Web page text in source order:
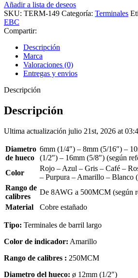
MCM
Tubular
UL
cantidad
Añadir a lista de deseos
SKU: TERM-149 Categoría: Terminales
EBC
Compartir:
Descripción
Marca
Valoraciones (0)
Entregas y envios
Descripción
Descripción
Ultima actualización julio 21st, 2026 at
Diametro
de hueco
6mm (1/4″) – 8mm (5/16″) –
(1/2″) – 16mm (5/8″) (según
Color
Rojo – Azul – Gris – Café –
– Purpura – Amarillo – Blanco
Rango de
calibres
De 8AWG a 500MCM (según
Material
Cobre estañado
Tipo: Terminales de barril largo
Color de indicador: Amarillo
Rango de calibres : 250MCM
Diametro del hueco: ø 12mm (1/2″)